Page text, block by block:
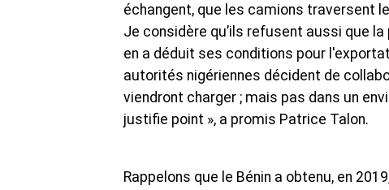
échangent, que les camions traversent
Je considère qu’ils refusent aussi que
en a déduit ses conditions pour
autorités nigériennes décident de
viendront charger ; mais pas dans un
justifie point », a promis Patrice Talon.
Rappelons que le Bénin a obtenu, en